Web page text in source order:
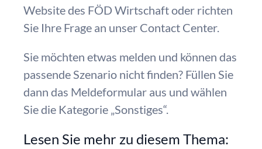
Website des FÖD Wirtschaft oder richten
Sie Ihre Frage an unser Contact Center.
Sie möchten etwas melden und können das
passende Szenario nicht finden? Füllen Sie
dann das Meldeformular aus und wählen
Sie die Kategorie „Sonstiges“.
Lesen Sie mehr zu diesem Thema: